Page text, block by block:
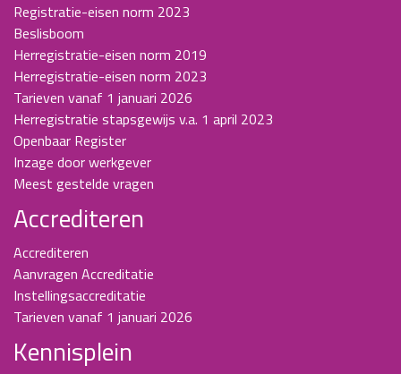
Registratie-eisen norm 2023
Beslisboom
Herregistratie-eisen norm 2019
Herregistratie-eisen norm 2023
Tarieven vanaf 1 januari 2026
Herregistratie stapsgewijs v.a. 1 april 2023
Openbaar Register
Inzage door werkgever
Meest gestelde vragen
Accrediteren
Accrediteren
Aanvragen Accreditatie
Instellingsaccreditatie
Tarieven vanaf 1 januari 2026
Kennisplein